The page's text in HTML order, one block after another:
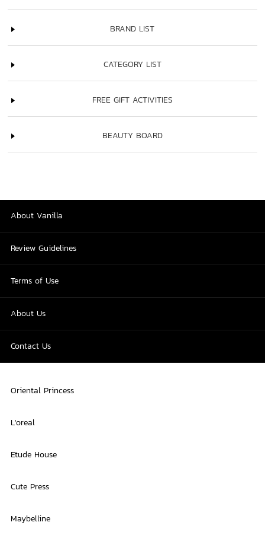
BRAND LIST
CATEGORY LIST
FREE GIFT ACTIVITIES
BEAUTY BOARD
About Vanilla
Review Guidelines
Terms of Use
About Us
Contact Us
Oriental Princess
L'oreal
Etude House
Cute Press
Maybelline